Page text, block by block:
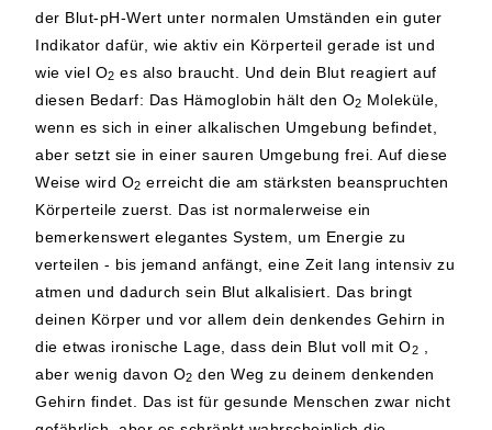
der Blut-pH-Wert unter normalen Umständen ein guter
Indikator dafür, wie aktiv ein Körperteil gerade ist und
wie viel O2 es also braucht. Und dein Blut reagiert auf
diesen Bedarf: Das Hämoglobin hält den O2 Moleküle,
wenn es sich in einer alkalischen Umgebung befindet,
aber setzt sie in einer sauren Umgebung frei. Auf diese
Weise wird O2 erreicht die am stärksten beanspruchten
Körperteile zuerst. Das ist normalerweise ein
bemerkenswert elegantes System, um Energie zu
verteilen - bis jemand anfängt, eine Zeit lang intensiv zu
atmen und dadurch sein Blut alkalisiert. Das bringt
deinen Körper und vor allem dein denkendes Gehirn in
die etwas ironische Lage, dass dein Blut voll mit O2
aber wenig davon O2 den Weg zu deinem denkenden
Gehirn findet. Das ist für gesunde Menschen zwar nicht